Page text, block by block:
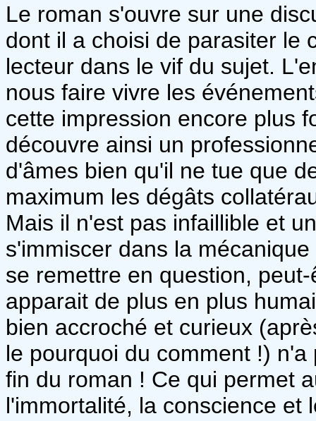
Le roman s'ouvre sur une
dont il a choisi de parasiter le
lecteur dans le vif du sujet.
nous faire vivre les
cette impression encore plus
découvre ainsi un
d'âmes bien qu'il ne tue que
maximum les dégâts
Mais il n'est pas infaillible et
s'immiscer dans la
se remettre en question,
apparait de plus en plus
bien accroché et curieux
le pourquoi du comment !)
fin du roman ! Ce qui permet
l'immortalité, la conscience et